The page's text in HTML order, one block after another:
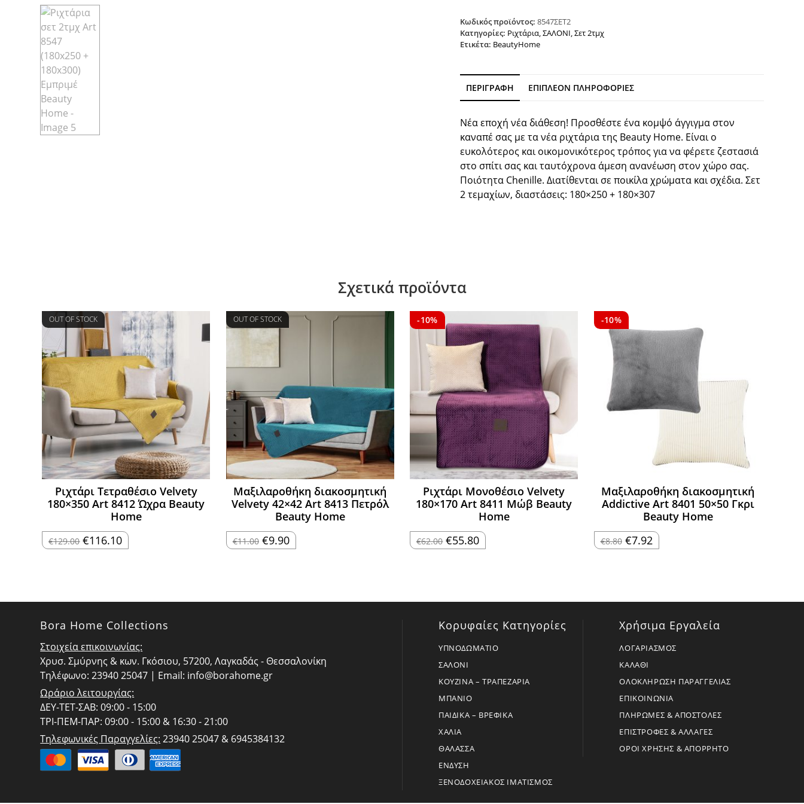
Κωδικός προϊόντος: 8547ΣΕΤ2
Κατηγορίες: Ριχτάρια,ΣΑΛΟΝΙ,Σετ 2τμχ
Ετικέτα: BeautyHome
ΠΕΡΙΓΡΑΦΉ ΕΠΙΠΛΈΟΝ ΠΛΗΡΟΦΟΡΊΕΣ
Νέα εποχή νέα διάθεση! Προσθέστε ένα κομψό άγγιγμα στον
καναπέ σας με τα νέα ριχτάρια της Βeauty Home. Είναι ο
ευκολότερος και οικομονικότερος τρόπος για να φέρετε ζεστασιά
στο σπίτι σας και ταυτόχρονα άμεση ανανέωση στον χώρο σας.
Ποιότητα Chenille. Διατίθενται σε ποικίλα χρώματα και σχέδια. Σετ
2 τεμαχίων, διαστάσεις: 180×250 + 180×307
Σχετικά προϊόντα
OUT OF STOCK
Ριχτάρι Τετραθέσιο Velvety
180×350 Art 8412 Ώχρα Beauty
Home
€129.00 Original
price
€116.10Η
τρέχουσα
OUT OF STOCK
Μαξιλαροθήκη διακοσμητική
Velvety 42×42 Art 8413 Πετρόλ
Beauty Home
€11.00 Original
price
€9.90Η
τρέχουσα
-10%
Ριχτάρι Μονοθέσιο Velvety
180×170 Art 8411 Μώβ Beauty
Home
€62.00 Original
price
€55.80Η
τρέχουσα
-10%
Μαξιλαροθήκη διακοσμητική
Addictive Art 8401 50×50 Γκρι
Beauty Home
€8.80 Original
price
€7.92Η
τρέχουσα
Bora Home Collections
Στοιχεία επικοινωνίας:
Χρυσ. Σμύρνης & κων. Γκόσιου, 57200, Λαγκαδάς - Θεσσαλονίκη
Τηλέφωνο: 23940 25047 | Email: info@borahome.gr
Ωράριο λειτουργίας:
ΔΕΥ-ΤΕΤ-ΣΑΒ: 09:00 - 15:00
ΤΡΙ-ΠΕΜ-ΠΑΡ: 09:00 - 15:00 & 16:30 - 21:00
Τηλεφωνικές Παραγγελίες: 23940 25047 & 6945384132
Κορυφαίες Κατηγορίες
ΥΠΝΟΔΩΜΑΤΙΟ
ΣΑΛΟΝΙ
ΚΟΥΖΙΝΑ – ΤΡΑΠΕΖΑΡΙΑ
ΜΠΑΝΙΟ
ΠΑΙΔΙΚΑ – ΒΡΕΦΙΚΑ
ΧΑΛΙΑ
ΘΑΛΑΣΣΑ
ΕΝΔΥΣΗ
ΞΕΝΟΔΟΧΕΙΑΚΟΣ ΙΜΑΤΙΣΜΟΣ
Χρήσιμα Εργαλεία
ΛΟΓΑΡΙΑΣΜΟΣ
ΚΑΛΑΘΙ
ΟΛΟΚΛΗΡΩΣΗ ΠΑΡΑΓΓΕΛΙΑΣ
ΕΠΙΚΟΙΝΩΝΙΑ
ΠΛΗΡΩΜΕΣ & ΑΠΟΣΤΟΛΕΣ
ΕΠΙΣΤΡΟΦΕΣ & ΑΛΛΑΓΕΣ
ΟΡΟΙ ΧΡΗΣΗΣ & ΑΠΟΡΡΗΤΟ